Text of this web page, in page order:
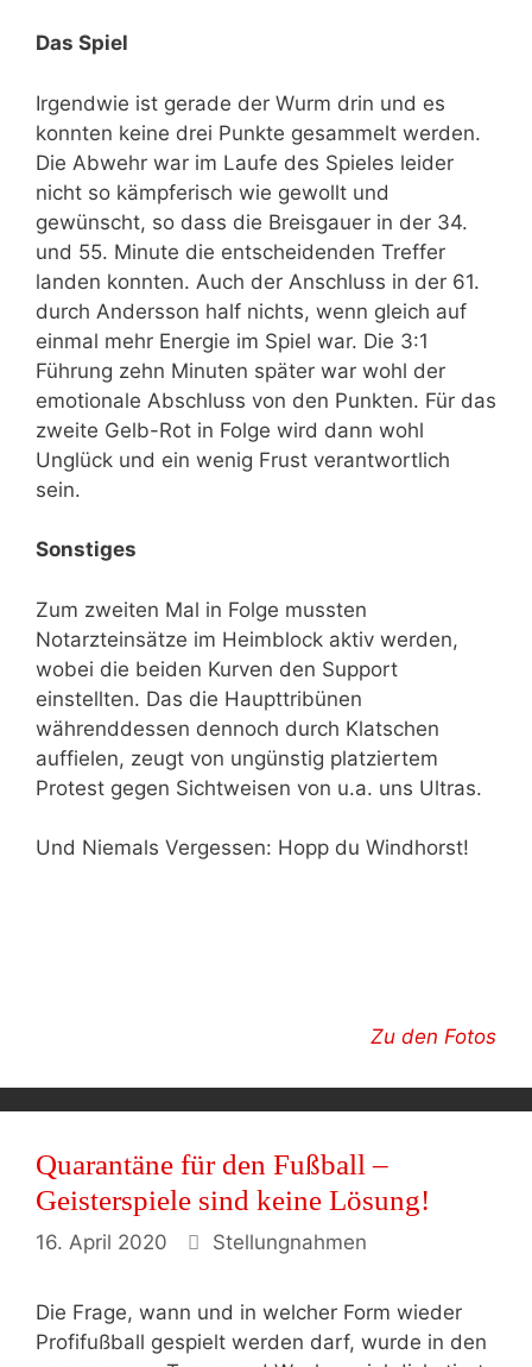
Das Spiel
Irgendwie ist gerade der Wurm drin und es
konnten keine drei Punkte gesammelt werden.
Die Abwehr war im Laufe des Spieles leider
nicht so kämpferisch wie gewollt und
gewünscht, so dass die Breisgauer in der 34.
und 55. Minute die entscheidenden Treffer
landen konnten. Auch der Anschluss in der 61.
durch Andersson half nichts, wenn gleich auf
einmal mehr Energie im Spiel war. Die 3:1
Führung zehn Minuten später war wohl der
emotionale Abschluss von den Punkten. Für das
zweite Gelb-Rot in Folge wird dann wohl
Unglück und ein wenig Frust verantwortlich
sein.
Sonstiges
Zum zweiten Mal in Folge mussten
Notarzteinsätze im Heimblock aktiv werden,
wobei die beiden Kurven den Support
einstellten. Das die Haupttribünen
währenddessen dennoch durch Klatschen
auffielen, zeugt von ungünstig platziertem
Protest gegen Sichtweisen von u.a. uns Ultras.
Und Niemals Vergessen: Hopp du Windhorst!
Zu den Fotos
Quarantäne für den Fußball –
Geisterspiele sind keine Lösung!
16. April 2020 Kategorien
Stellungnahmen
Die Frage, wann und in welcher Form wieder
Profifußball gespielt werden darf, wurde in den